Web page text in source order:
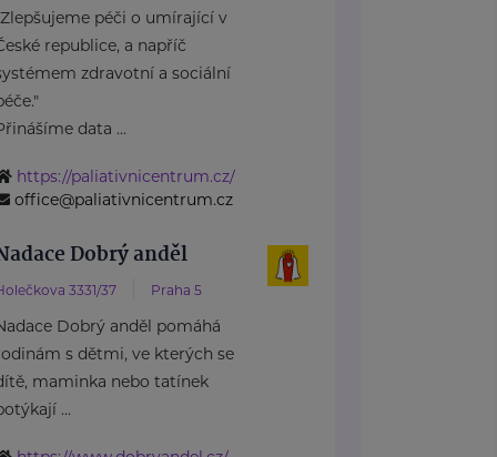
péči o umírající v
republice, a napříč
zdravotní a sociální
data ...
https://paliativnicentrum.cz/
office@paliativnicentrum.cz
Dobrý anděl
3331/37 Praha 5
Dobrý anděl pomáhá
s dětmi, ve kterých se
maminka nebo tatínek
...